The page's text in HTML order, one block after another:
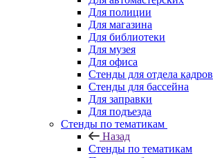
Для полиции
Для магазина
Для библиотеки
Для музея
Для офиса
Стенды для отдела кадров
Стенды для бассейна
Для заправки
Для подъезда
Стенды по тематикам
Назад
Стенды по тематикам